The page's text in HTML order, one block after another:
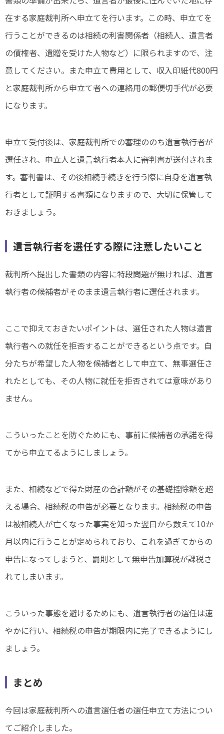
在する家庭裁判所へ申立てを行います。この時、申立てを
行うことができるのは相続の利害関係者（相続人、遺言者
の債権者、遺贈を受けた人物など）に限られますので、注
意してください。また申立て費用として、収入印紙代800円
と家庭裁判所から申立て者への連絡用の郵便切手代が必要
になります。
申立て受付後は、家庭裁判所での審理ののち遺言執行者が
選任され、申立人と遺言執行者本人に審判書が送付されま
す。審判書は、その後相続手続きを行う際に自身を遺言執
行者として証明する書類になりますので、大切に保管して
おきましょう。
遺言執行者を選任する際に注意したいこと
裁判所へ提出した書類の内容に特段問題が無ければ、遺言
執行者の候補者がそのまま遺言執行者に選任されます。
ここで抑えておきたいポイントは、選任された人物は遺言
執行者への就任を拒否することができるという点です。自
分たちが希望した人物を候補者として申立て、無事選任さ
れたとしても、その人物に就任を拒否されては意味があり
ません。
こういったことを防ぐためにも、事前に候補者の承諾を得
てから申立てるようにしましょう。
また、相続などで得た財産の合計額がその基礎控除額を超
える場合、相続税の申告が必要となります。相続税の申告
は被相続人が亡くなった事実を知った翌日から数えて10か
月以内に行うことが定められており、これを過ぎてからの
申告になってしまうと、罰則として無申告加算税が課税さ
れてしまいます。
こういった事態を避けるためにも、遺言執行者の選任は速
やかに行い、相続税の申告が期限内に完了できるようにし
ましょう。
まとめ
今回は家庭裁判所への遺言選任者の選任申立て方法につい
てご紹介しました。